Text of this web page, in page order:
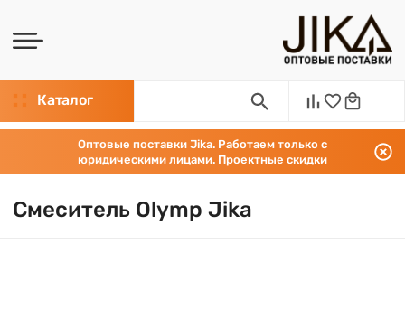
Каталог
Оптовые поставки Jika. Работаем только с
юридическими лицами. Проектные скидки
Смеситель Olymp Jika